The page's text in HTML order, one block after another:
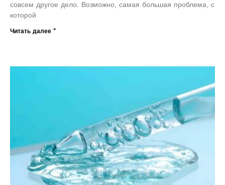
совсем другое дело. Возможно, самая большая проблема, с
которой
Читать далее "